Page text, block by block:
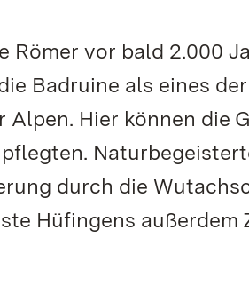
Römer vor bald 2.000
Badruine als eines
Hier können die
durch die
Hüfingens außerdem